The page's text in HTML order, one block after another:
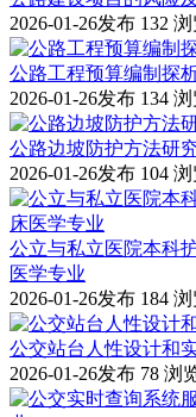
2026-01-26发布 132
公路工程预算编制探
2026-01-26发布 134
公路边坡防护方法研
2026-01-26发布 104
公立与私立医院本科
医学专业
2026-01-26发布 184
公交站台人性设计和
2026-01-26发布 78 浏